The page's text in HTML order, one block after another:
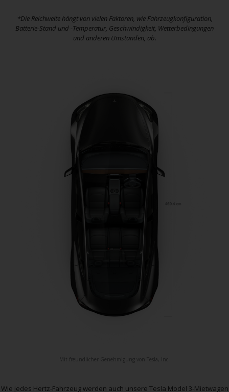
*Die Reichweite hängt von vielen Faktoren, wie Fahrzeugkonfiguration,
Batterie-Stand und -Temperatur, Geschwindigkeit, Wetterbedingungen
und anderen Umständen, ab.
Mit freundlicher Genehmigung von Tesla, Inc.
Wie jedes Hertz-Fahrzeug werden auch unsere Tesla Model 3-Mietwagen